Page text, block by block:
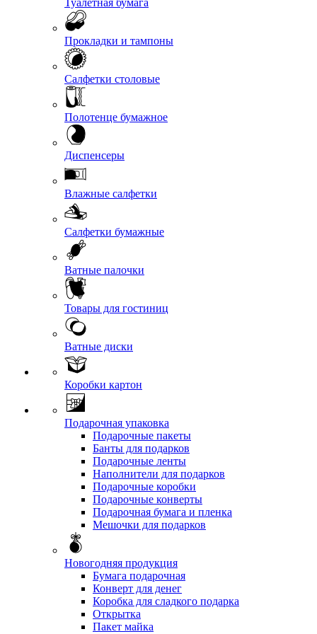
Туалетная бумага
Прокладки и тампоны
Салфетки столовые
Полотенце бумажное
Диспенсеры
Влажные салфетки
Салфетки бумажные
Ватные палочки
Товары для гостиниц
Ватные диски
Коробки картон
Подарочная упаковка
Подарочные пакеты
Банты для подарков
Подарочные ленты
Наполнители для подарков
Подарочные коробки
Подарочные конверты
Подарочная бумага и пленка
Мешочки для подарков
Новогодняя продукция
Бумага подарочная
Конверт для денег
Коробка для сладкого подарка
Открытка
Пакет майка